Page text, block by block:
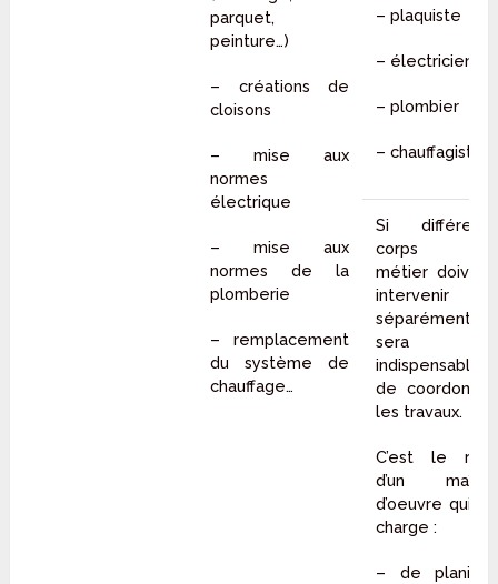
parquet,
peinture…)
– créations de
cloisons
– mise aux
normes
électrique
– mise aux
normes de la
plomberie
– remplacement
du système de
chauffage…
– plaquiste
– électricien
– plombier
– chauffagiste…
Si différents
corps de
métier doivent
intervenir
séparément, il
sera
indispensable
de coordonner
les travaux.
C’est le rôle
d’un maître
d’oeuvre qui se
charge :
– de planifier